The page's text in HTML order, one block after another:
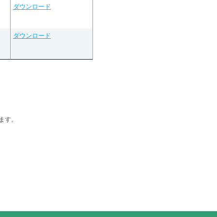
ダウンロード
ダウンロード
す。